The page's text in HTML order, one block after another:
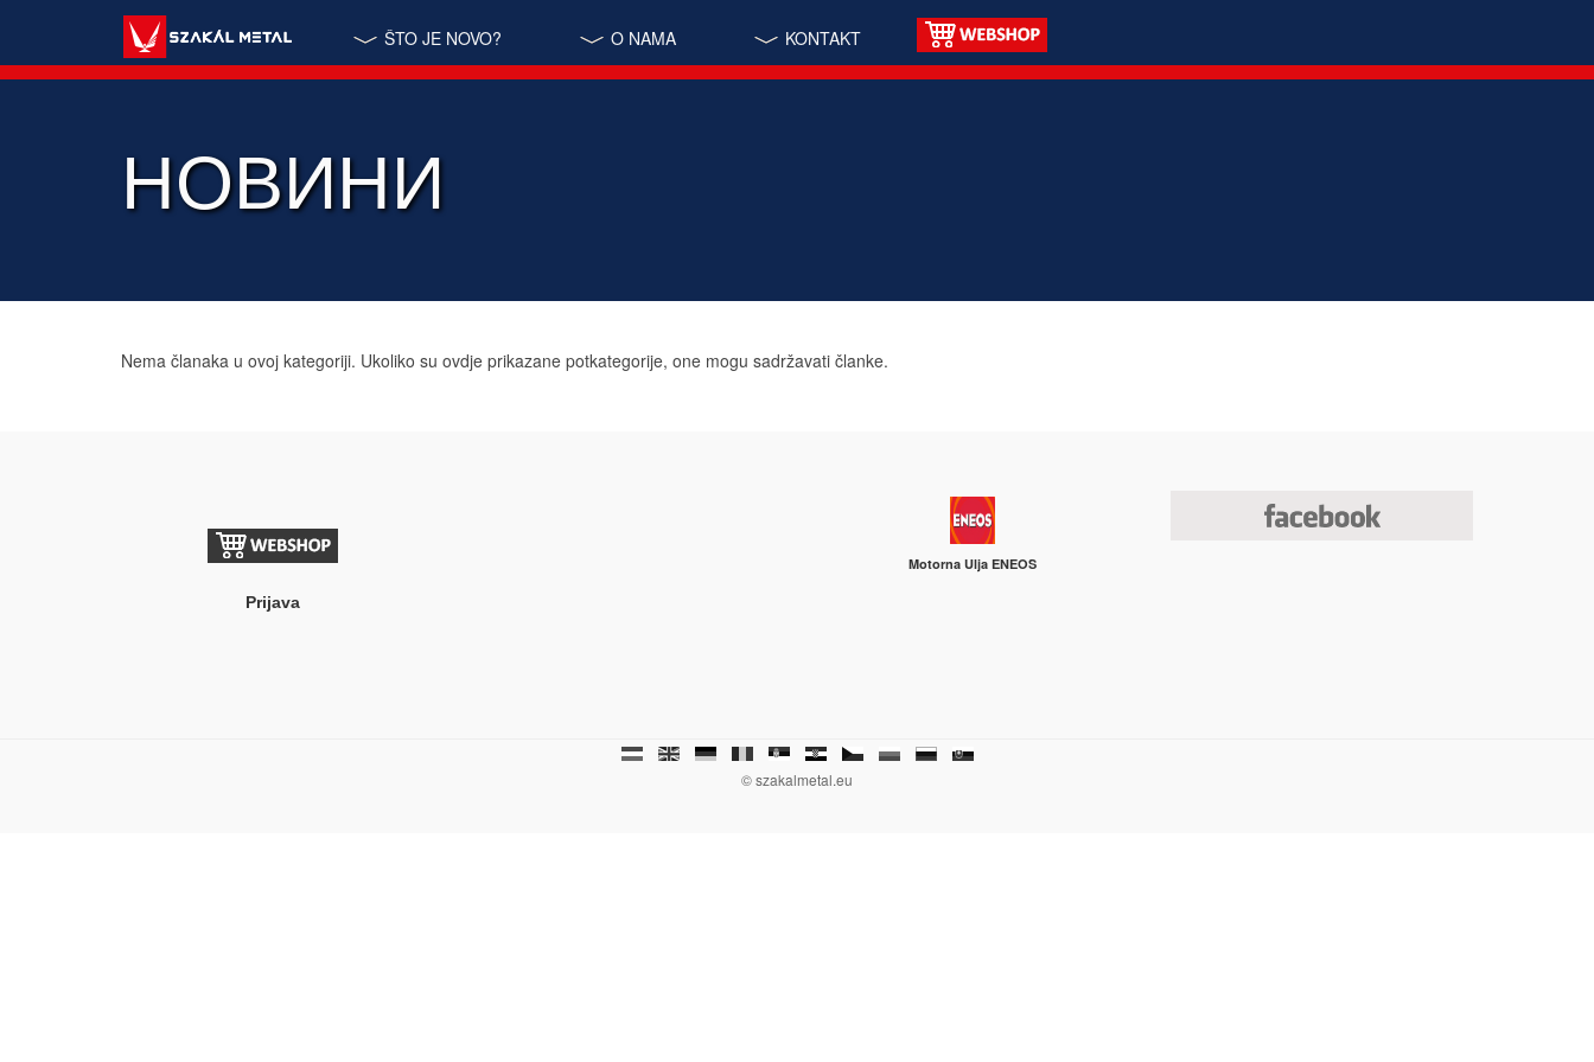
ŠTO JE NOVO? O NAMA KONTAKT
НОВИНИ
Nema članaka u ovoj kategoriji. Ukoliko su ovdje prikazane potkategorije, one mogu sadržavati članke.
Prijava
Motorna Ulja ENEOS
© szakalmetal.eu